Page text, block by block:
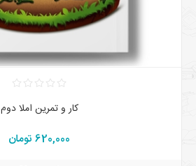
کار و تمرین املا دوم
620,000 تومان